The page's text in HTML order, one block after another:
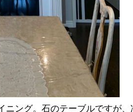
ニング。石のテーブルですが